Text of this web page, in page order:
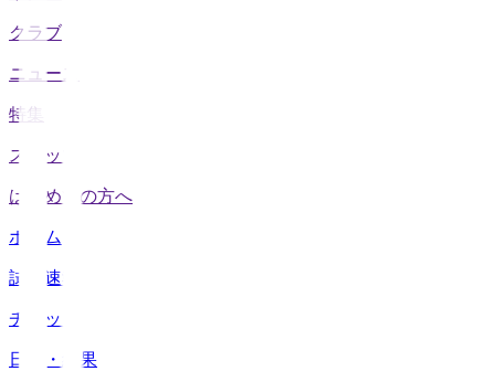
クラブ
ニュース
特集
スタッツ
はじめての方へ
ホーム
試合速報
チケット
日程・結果